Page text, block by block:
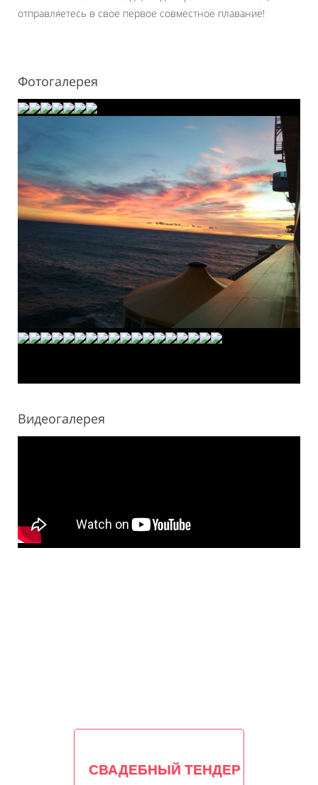
отправляетесь в свое первое совместное плавание!
Фотогалерея
Видеогалерея
СВАДЕБНЫЙ ТЕНДЕР